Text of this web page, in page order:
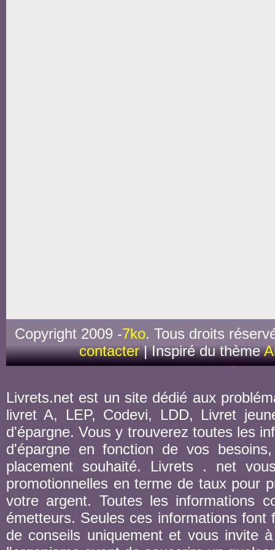
Copyright 2009 -7ko. Tous droits
contacter| Inspiré du thème
Livrets.net est un site dédié aux
livret A, LEP, Codevi, LDD, Livret
d'épargne. Vous y trouverez toutes les
d'épargne en fonction de vos
placement souhaité. Livrets . net
promotionnelles en terme de taux pour
votre argent. Toutes les informations
émetteurs. Seules ces informations
de conseils uniquement et vous invite